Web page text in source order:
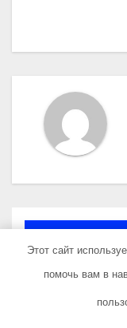
ПОХОЖАЯ
Этот сайт
помочь вам в